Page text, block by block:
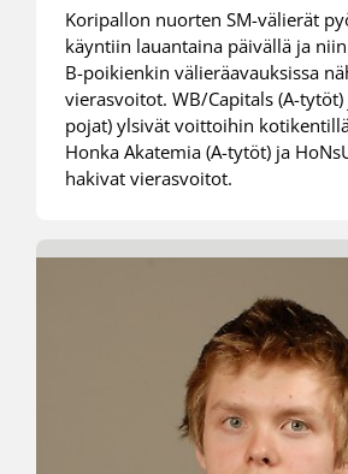
Koripallon nuorten SM-välierät
käyntiin lauantaina päivällä ja
B-poikienkin välieräavauksissa
vierasvoitot. WB/Capitals (A-tytöt)
pojat) ylsivät voittoihin
Honka Akatemia (A-tytöt) ja
hakivat vierasvoitot.